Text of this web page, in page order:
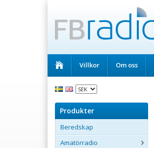
Villkor Om oss
Produkter
Beredskap
Amatörradio